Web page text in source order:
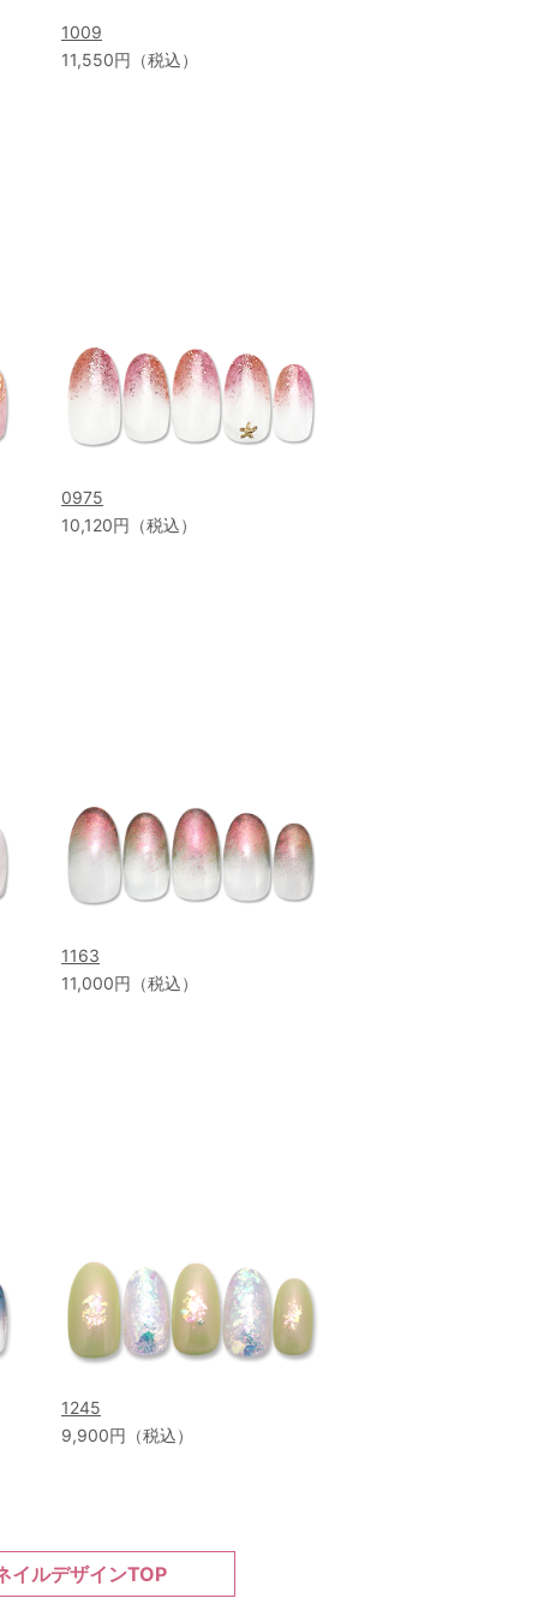
1009
11,550円（税込）
0975
10,120円（税込）
1163
11,000円（税込）
1245
9,900円（税込）
イルデザインTOP